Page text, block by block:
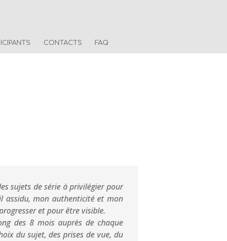
CONTACTS FAQ
sujets de série à privilégier pour
assidu, mon authenticité et mon
et pour être visible.
des 8 mois auprès de chaque
du sujet, des prises de vue, du